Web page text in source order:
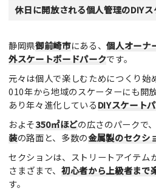
休日に開放される個人管理のDIYス
静岡県御前崎市にある、個人オーナ
外スケートボードパークです。
元々は個人で楽しむためにつくり始
010年から地域のスケーターにも開
あり年々進化しているDIYスケート
およそ350㎡ほどの広さのパークで
装の路面と、多数の金属製のセクシ
セクションは、ストリートアイテム
さまざまで、 初心者から上級者まで
す。